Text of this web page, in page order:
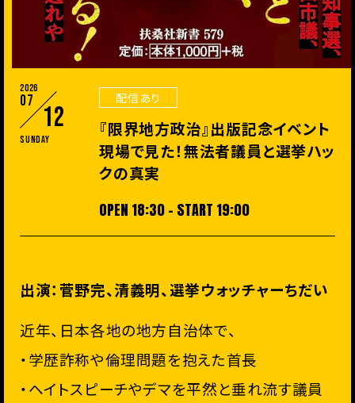
2026
07
12
Sunday
配信あり
『限界地方政治』出版記念イベント
現場で見た！無法者議員と選挙ハッ
クの真実
OPEN 18:30 - START 19:00
出演：菅野完、清義明、選挙ウォッチャーちだい
近年、日本各地の地方自治体で、
・学歴詐称や倫理問題を抱えた首長
・ヘイトスピーチやデマを平然と垂れ流す議員